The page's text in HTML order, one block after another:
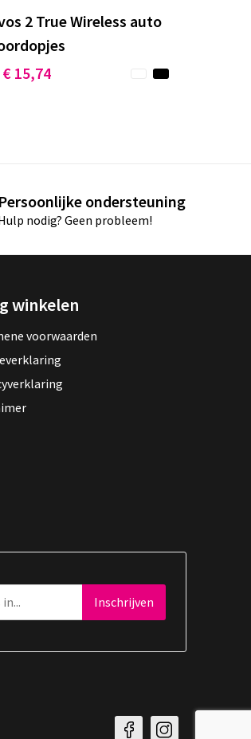
2 True Wireless auto
€ 15,74
Persoonlijke ondersteuning
nodig? Geen probleem!
winkelen
voorwaarden